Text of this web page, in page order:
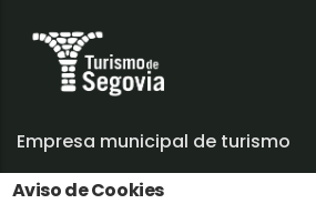
Aviso de Cookies
Empresa municipal de turismo
Trabaja con nosotros